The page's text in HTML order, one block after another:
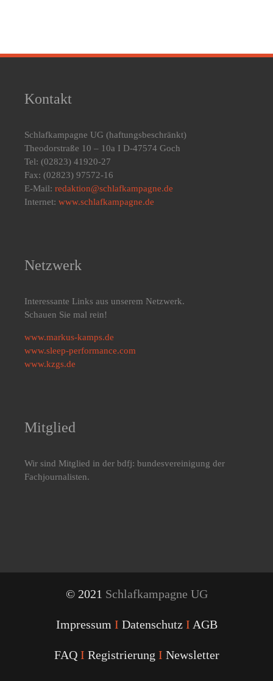
Kontakt
Schlafkampagne UG (haftungsbeschränkt)
Theodorstraße 10 – 10a I D-47574 Goch
Tel: (02823) 41920-27
Fax: (02823) 97572-16
E-Mail: redaktion@schlafkampagne.de
Internet: www.schlafkampagne.de
Netzwerk
Interessante Links aus unserem Netzwerk.
Schauen Sie mal rein!
www.markus-kamps.de
www.sleep-performance.com
www.kzgs.de
Mitglied
Wir sind Mitglied in der bdfj: bundesvereinigung der
Fachjournalisten.
© 2021 Schlafkampagne UG
Impressum I Datenschutz I AGB
FAQ I Registrierung I Newsletter